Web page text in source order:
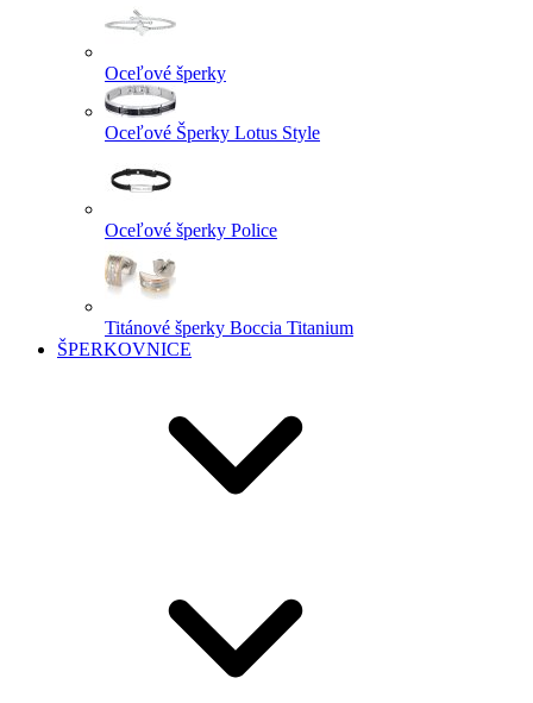
Oceľové šperky
Oceľové Šperky Lotus Style
Oceľové šperky Police
Titánové šperky Boccia Titanium
ŠPERKOVNICE